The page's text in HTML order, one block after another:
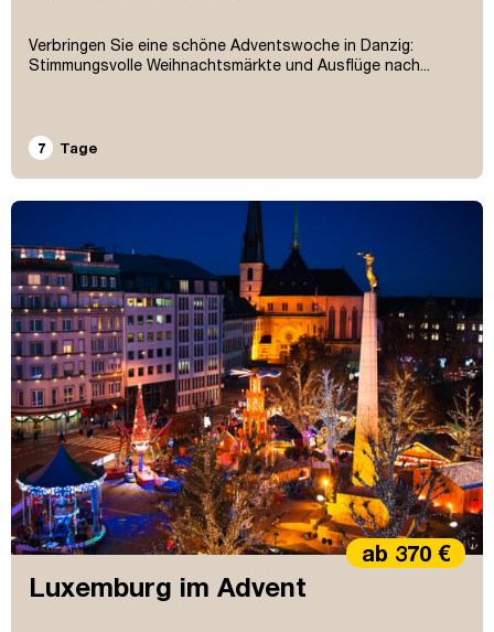
Verbringen Sie eine schöne Adventswoche in Danzig:
Stimmungsvolle Weihnachtsmärkte und Ausflüge nach...
7 Tage
Luxemburg im Advent
ab 370 €